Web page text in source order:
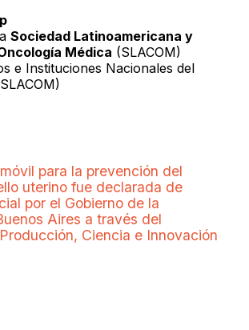
Sociedad Latinoamericana y
Médica (SLACOM)
e Instituciones Nacionales del
para la prevención del
uterino fue declarada de
por el Gobierno de la
Aires a través del
Ciencia e Innovación